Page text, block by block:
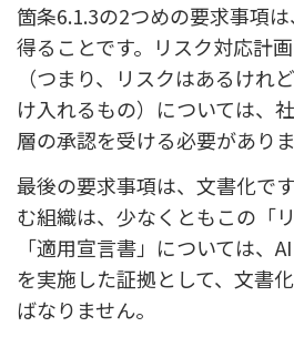
箇条6.1.3の2つめの要求事項
得ることです。リスク対応計
（つまり、リスクはあるけれ
け入れるもの）については、
層の承認を受ける必要がありま
最後の要求事項は、文書化で
む組織は、少なくともこの「
「適用宣言書」については、
を実施した証拠として、文書
ばなりません。